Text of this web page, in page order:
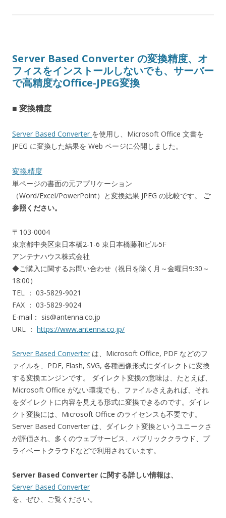
Server Based Converter の変換精度、オ
フィスをインストールしないでも、サーバー
で高精度なOffice-JPEG変換
■ 変換精度
Server Based Converter を使用し、Microsoft Office 文書を
JPEG に変換した結果を Web ページに公開しました。
変換精度
単ページの書面の元アプリケーション
（Word/Excel/PowerPoint）と変換結果 JPEG の比較です。 ご
参照ください。
〒103-0004
東京都中央区東日本橋2-1-6 東日本橋藤和ビル5F
アンテナハウス株式会社
◆ご購入に関するお問い合わせ（祝日を除く月～金曜日9:30～
18:00）
TEL ： 03-5829-9021
FAX ： 03-5829-9024
E-mail： sis@antenna.co.jp
URL ： https://www.antenna.co.jp/
Server Based Converter は、Microsoft Office, PDF などのフ
ァイルを、PDF, Flash, SVG, 各種画像形式にダイレクトに変換
する変換エンジンです。 ダイレクト変換の意味は、たとえば、
Microsoft Office がない環境でも、ファイルさえあれば、それ
をダイレクトに内容を見える形式に変換できるのです。ダイレ
クト変換には、Microsoft Office のライセンスも不要です。
Server Based Converter は、ダイレクト変換というユニークさ
が評価され、多くのウェブサービス、パブリッククラウド、プ
ライベートクラウドなどで利用されています。
Server Based Converter に関する詳しい情報は、
Server Based Converter
を、ぜひ、ご覧ください。